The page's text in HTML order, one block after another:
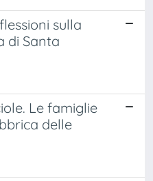
sulla
di Santa
Le famiglie
delle